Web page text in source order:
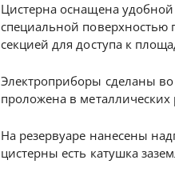
Цистерна оснащена
специальной поверхностью
секцией для доступа к
Электроприборы сделаны
проложена в
На резервуаре нанесены
цистерны есть катушка